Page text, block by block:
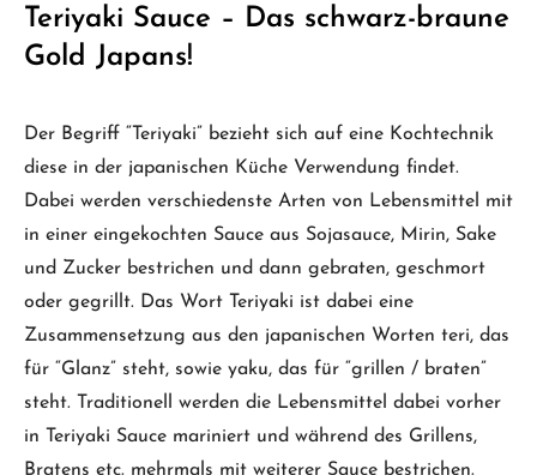
Teriyaki Sauce – Das schwarz-braune
Gold Japans!
Der Begriff “Teriyaki” bezieht sich auf eine Kochtechnik
diese in der japanischen Küche Verwendung findet.
Dabei werden verschiedenste Arten von Lebensmittel mit
in einer eingekochten Sauce aus Sojasauce, Mirin, Sake
und Zucker bestrichen und dann gebraten, geschmort
oder gegrillt. Das Wort Teriyaki ist dabei eine
Zusammensetzung aus den japanischen Worten teri, das
für “Glanz” steht, sowie yaku, das für “grillen / braten”
steht. Traditionell werden die Lebensmittel dabei vorher
in Teriyaki Sauce mariniert und während des Grillens,
Bratens etc. mehrmals mit weiterer Sauce bestrichen.